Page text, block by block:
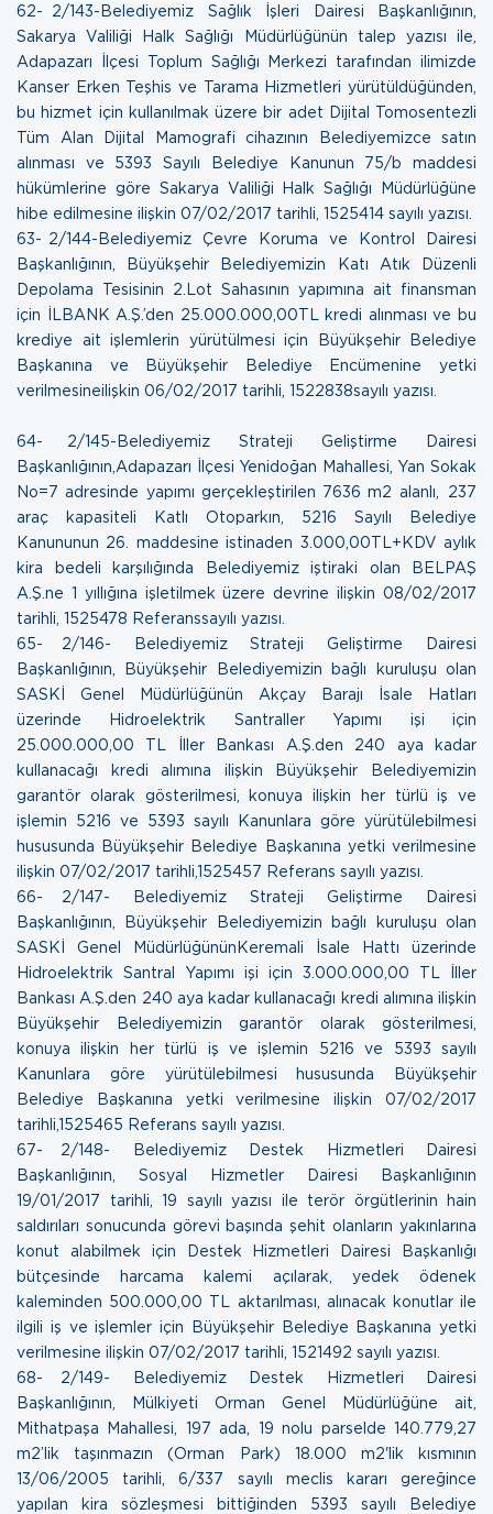
62- 2/143-Belediyemiz Sağlık İşleri Dairesi Başkanlığının,
Sakarya Valiliği Halk Sağlığı Müdürlüğünün talep yazısı ile,
Adapazarı İlçesi Toplum Sağlığı Merkezi tarafından ilimizde
Kanser Erken Teşhis ve Tarama Hizmetleri yürütüldüğünden,
bu hizmet için kullanılmak üzere bir adet Dijital Tomosentezli
Tüm Alan Dijital Mamografi cihazının Belediyemizce satın
alınması ve 5393 Sayılı Belediye Kanunun 75/b maddesi
hükümlerine göre Sakarya Valiliği Halk Sağlığı Müdürlüğüne
hibe edilmesine ilişkin 07/02/2017 tarihli, 1525414 sayılı yazısı.
63- 2/144-Belediyemiz Çevre Koruma ve Kontrol Dairesi
Başkanlığının, Büyükşehir Belediyemizin Katı Atık Düzenli
Depolama Tesisinin 2.Lot Sahasının yapımına ait finansman
için İLBANK A.Ş.’den 25.000.000,00TL kredi alınması ve bu
krediye ait işlemlerin yürütülmesi için Büyükşehir Belediye
Başkanına ve Büyükşehir Belediye Encümenine yetki
verilmesineilişkin 06/02/2017 tarihli, 1522838sayılı yazısı.
64- 2/145-Belediyemiz Strateji Geliştirme Dairesi
Başkanlığının,Adapazarı İlçesi Yenidoğan Mahallesi, Yan Sokak
No=7 adresinde yapımı gerçekleştirilen 7636 m2 alanlı, 237
araç kapasiteli Katlı Otoparkın, 5216 Sayılı Belediye
Kanununun 26. maddesine istinaden 3.000,00TL+KDV aylık
kira bedeli karşılığında Belediyemiz iştiraki olan BELPAŞ
A.Ş.ne 1 yıllığına işletilmek üzere devrine ilişkin 08/02/2017
tarihli, 1525478 Referanssayılı yazısı.
65- 2/146- Belediyemiz Strateji Geliştirme Dairesi
Başkanlığının, Büyükşehir Belediyemizin bağlı kuruluşu olan
SASKİ Genel Müdürlüğünün Akçay Barajı İsale Hatları
üzerinde Hidroelektrik Santraller Yapımı işi için
25.000.000,00 TL İller Bankası A.Ş.den 240 aya kadar
kullanacağı kredi alımına ilişkin Büyükşehir Belediyemizin
garantör olarak gösterilmesi, konuya ilişkin her türlü iş ve
işlemin 5216 ve 5393 sayılı Kanunlara göre yürütülebilmesi
hususunda Büyükşehir Belediye Başkanına yetki verilmesine
ilişkin 07/02/2017 tarihli,1525457 Referans sayılı yazısı.
66- 2/147- Belediyemiz Strateji Geliştirme Dairesi
Başkanlığının, Büyükşehir Belediyemizin bağlı kuruluşu olan
SASKİ Genel MüdürlüğününKeremali İsale Hattı üzerinde
Hidroelektrik Santral Yapımı işi için 3.000.000,00 TL İller
Bankası A.Ş.den 240 aya kadar kullanacağı kredi alımına ilişkin
Büyükşehir Belediyemizin garantör olarak gösterilmesi,
konuya ilişkin her türlü iş ve işlemin 5216 ve 5393 sayılı
Kanunlara göre yürütülebilmesi hususunda Büyükşehir
Belediye Başkanına yetki verilmesine ilişkin 07/02/2017
tarihli,1525465 Referans sayılı yazısı.
67- 2/148- Belediyemiz Destek Hizmetleri Dairesi
Başkanlığının, Sosyal Hizmetler Dairesi Başkanlığının
19/01/2017 tarihli, 19 sayılı yazısı ile terör örgütlerinin hain
saldırıları sonucunda görevi başında şehit olanların yakınlarına
konut alabilmek için Destek Hizmetleri Dairesi Başkanlığı
bütçesinde harcama kalemi açılarak, yedek ödenek
kaleminden 500.000,00 TL aktarılması, alınacak konutlar ile
ilgili iş ve işlemler için Büyükşehir Belediye Başkanına yetki
verilmesine ilişkin 07/02/2017 tarihli, 1521492 sayılı yazısı.
68- 2/149- Belediyemiz Destek Hizmetleri Dairesi
Başkanlığının, Mülkiyeti Orman Genel Müdürlüğüne ait,
Mithatpaşa Mahallesi, 197 ada, 19 nolu parselde 140.779,27
m2’lik taşınmazın (Orman Park) 18.000 m2'lik kısmının
13/06/2005 tarihli, 6/337 sayılı meclis kararı gereğince
yapılan kira sözleşmesi bittiğinden 5393 sayılı Belediye